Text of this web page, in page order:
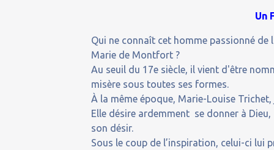
Un
Qui ne connaît cet homme passionné de
Marie de Montfort ?
Au seuil du 17e siècle, il vient d'être
misère sous toutes ses formes.
À la même époque, Marie-Louise
Elle désire ardemment se donner à
son désir.
Sous le coup de l’inspiration, celui-ci lui